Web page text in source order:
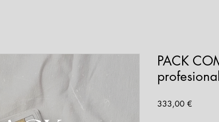
PACK
profesional
333,00 €